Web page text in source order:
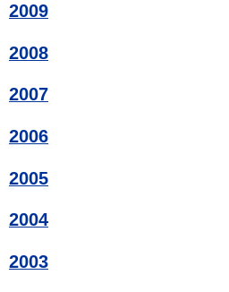
2009
2008
2007
2006
2005
2004
2003